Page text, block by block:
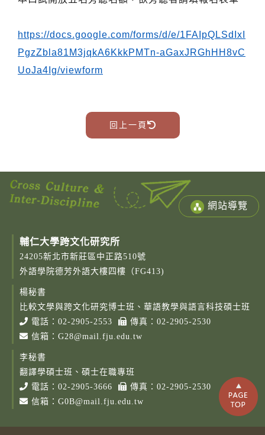
https://docs.google.com/forms/d/e/1FAIpQLSdIxI
PgzZbla81M3jqkA6KkkPMTn-aGaxJRGhHH8vC
UoJa4Ig/viewform
回上一頁
網站導覽
輔仁大學跨文化研究所
24205新北市新莊區中正路510號
外語學院德芳外語大樓四樓（FG413)
楊秘書
比較文學與跨文化研究博士班、華語教學與語言科技碩士班
電話： 02-2905-2553
傳真：02-2905-2530
信箱： G28@mail.fju.edu.tw
李秘書
翻譯學碩士班、碩士在職專班
電話： 02-2905-3666
傳真：02-2905-2530
信箱： G0B@mail.fju.edu.tw